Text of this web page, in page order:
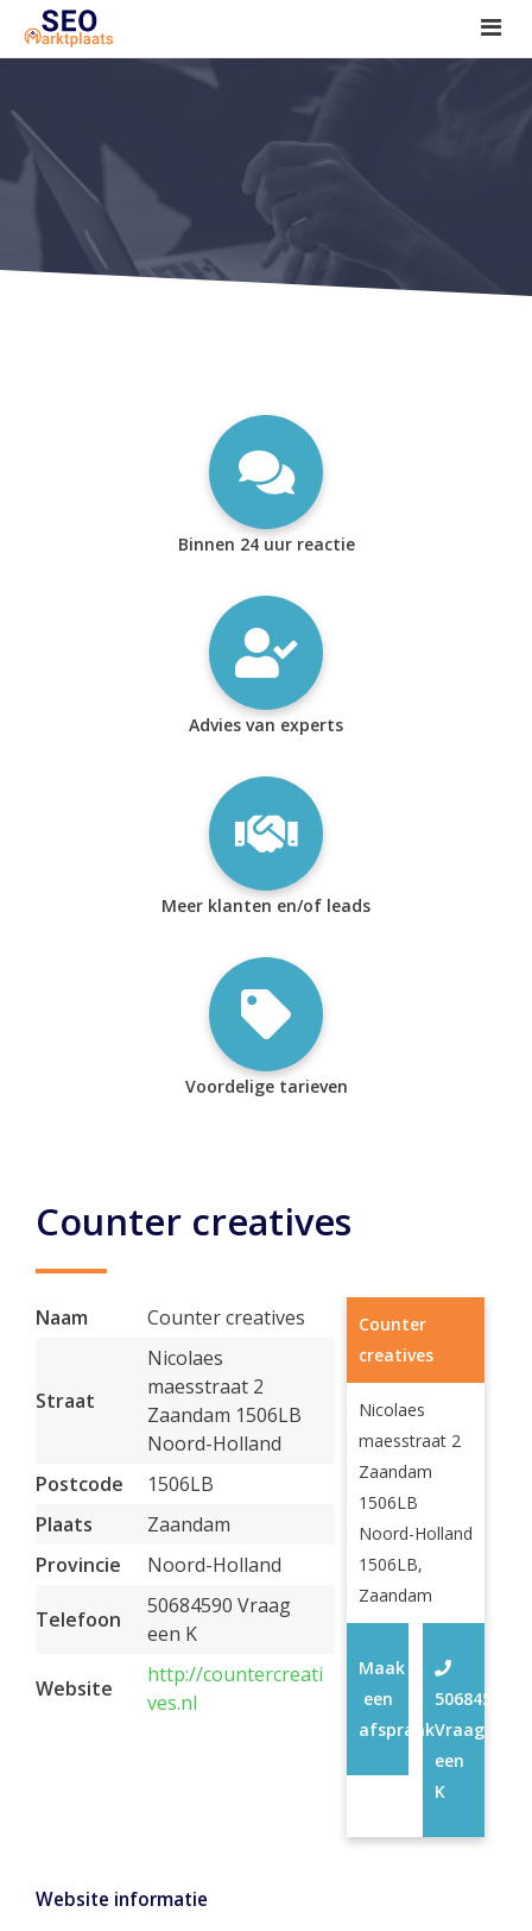
SEO tools reviews
Marketeer bij jou in de buurt?
Offerte
1. Seo voor beginners +
2. Onderzoeken +
Binnen 24 uur reactie
Advies van experts
Meer klanten en/of leads
Voordelige tarieven
Counter creatives
Naam Counter creatives
Straat
Nicolaes
maesstraat 2
Zaandam 1506LB
Noord-Holland
Postcode
1506LB
Plaats
Zaandam
Provincie
Noord-Holland
Telefoon
50684590 Vraag
een K
Website
http://countercreati
ves.nl
Counter
creatives
Nicolaes
maesstraat 2
Zaandam
1506LB
Noord-Holland
1506LB,
Zaandam
50684590
Vraag
een
K
Maak
een
afspraak
Website informatie